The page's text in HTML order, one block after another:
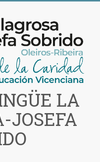
LA
JOSEFA